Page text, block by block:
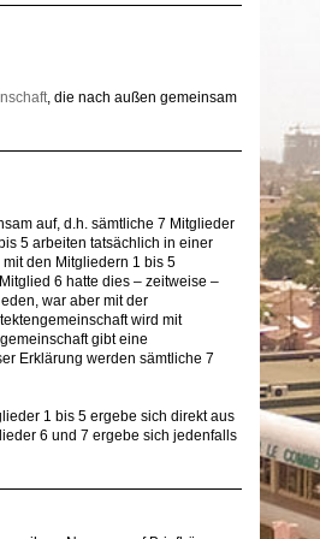
, die nach außen gemeinsam
auf, d.h. sämtliche 7 Mitglieder
5 arbeiten tatsächlich in einer
den Mitgliedern 1 bis 5
6 hatte dies – zeitweise –
war aber mit der
wird mit
gibt eine
Erklärung werden sämtliche 7
1 bis 5 ergebe sich direkt aus
6 und 7 ergebe sich jedenfalls